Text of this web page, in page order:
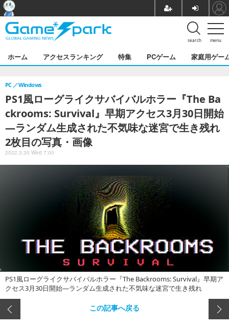
menu
search
ホーム アクセスランキング 特集 PCゲーム 家庭用ゲー
PS1風ローグライクサバイバルホラー『The Ba
ckrooms: Survival』早期アクセス3月30日開始
―ランダム生成された不気味な迷宮で生き残れ
2枚目の写真・画像
PC Windows
2022.3.30 Wed 7:00
PS1風ローグライクサバイバルホラー『The Backrooms: Survival』早期ア
クセス3月30日開始―ランダム生成された不気味な迷宮で生き残れ
この記事へ戻る